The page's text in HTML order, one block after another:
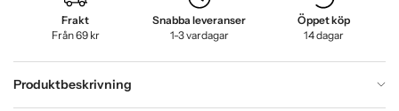
Frakt
Från 69 kr
Snabba leveranser
1-3 vardagar
Öppet köp
14 dagar
Produktbeskrivning